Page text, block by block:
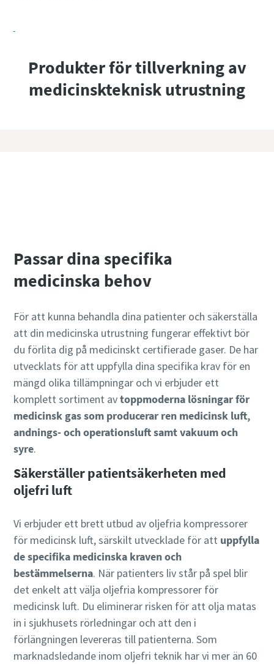
Produkter för tillverkning av
medicinskteknisk utrustning
Passar dina specifika
medicinska behov
För att kunna behandla dina patienter och säkerställa
att din medicinska utrustning fungerar effektivt bör
du förlita dig på medicinskt certifierade gaser. De har
utvecklats för att uppfylla dina specifika krav för en
mängd olika tillämpningar och vi erbjuder ett
komplett sortiment avtoppmoderna lösningar för
medicinsk gas som producerar ren medicinsk luft,
andnings- och operationsluft samt vakuum och
syre.
Säkerställer patientsäkerheten med
oljefri luft
Vi erbjuder ett brett utbud av oljefria kompressorer
för medicinsk luft, särskilt utvecklade för att uppfylla
de specifika medicinska kraven och
bestämmelserna. När patienters liv står på spel blir
det enkelt att välja oljefria kompressorer för
medicinsk luft. Du eliminerar risken för att olja matas
in i sjukhusets rörledningar och att den i
förlängningen levereras till patienterna. Som
marknadsledande inom oljefri teknik har vi mer än 60